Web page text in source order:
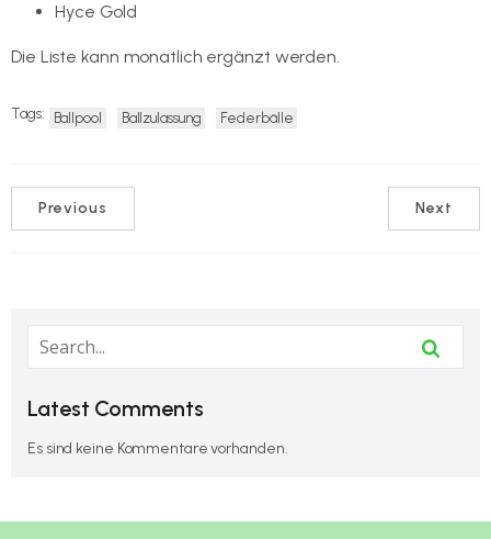
Hyce Gold
Die Liste kann monatlich ergänzt werden.
Tags: Ballpool Ballzulassung Federbälle
Previous Next
Latest Comments
Es sind keine Kommentare vorhanden.